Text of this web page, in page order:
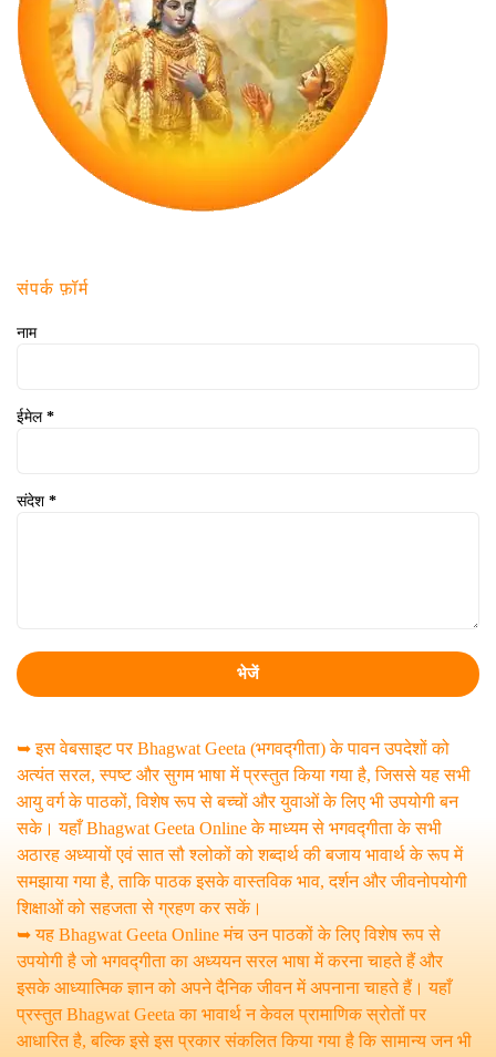
संपर्क फ़ॉर्म
नाम
ईमेल *
संदेश *
➥ इस वेबसाइट पर Bhagwat Geeta (भगवद्गीता) के पावन उपदेशों को
अत्यंत सरल, स्पष्ट और सुगम भाषा में प्रस्तुत किया गया है, जिससे यह सभी
आयु वर्ग के पाठकों, विशेष रूप से बच्चों और युवाओं के लिए भी उपयोगी बन
सके। यहाँ Bhagwat Geeta Online के माध्यम से भगवद्गीता के सभी
अठारह अध्यायों एवं सात सौ श्लोकों को शब्दार्थ की बजाय भावार्थ के रूप में
समझाया गया है, ताकि पाठक इसके वास्तविक भाव, दर्शन और जीवनोपयोगी
शिक्षाओं को सहजता से ग्रहण कर सकें।
➥ यह Bhagwat Geeta Online मंच उन पाठकों के लिए विशेष रूप से
उपयोगी है जो भगवद्गीता का अध्ययन सरल भाषा में करना चाहते हैं और
इसके आध्यात्मिक ज्ञान को अपने दैनिक जीवन में अपनाना चाहते हैं। यहाँ
प्रस्तुत Bhagwat Geeta का भावार्थ न केवल प्रामाणिक स्रोतों पर
आधारित है, बल्कि इसे इस प्रकार संकलित किया गया है कि सामान्य जन भी